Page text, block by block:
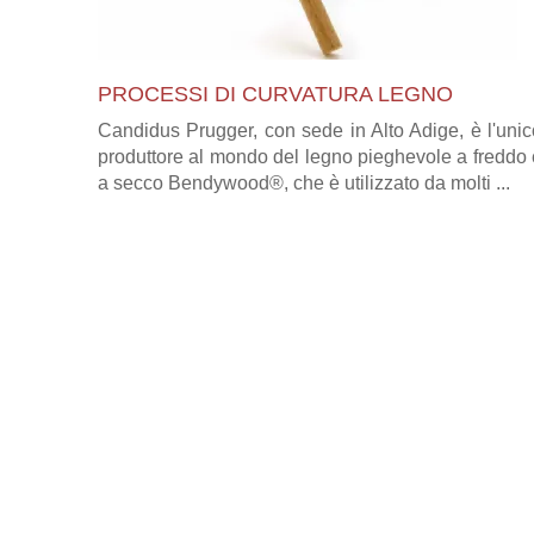
PROCESSI DI CURVATURA LEGNO
Candidus Prugger, con sede in Alto Adige, è
produttore al mondo del legno pieghevole a freddo
a secco Bendywood®, che è utilizzato da molti ...